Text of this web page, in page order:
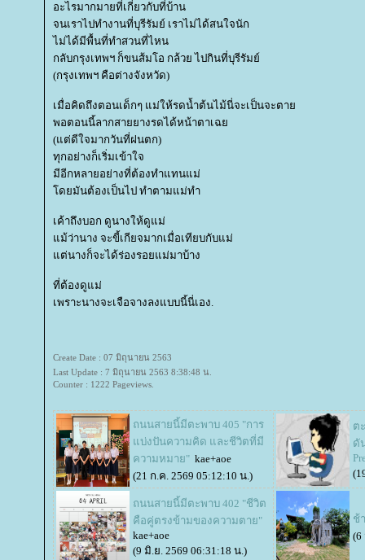
อะไรมากมายที่เกี่ยวกับที่บ้าน
จนเราไปทำงานที่บุรีรัมย์ เราไม่ได้สนใจนัก
ไม่ได้มีพื้นที่ทำสวนที่ไหน
กลับกรุงเทพฯ ก็ขนส้มโอ กล้วย ไปกินที่บุรีรัมย์
(กรุงเทพฯ คือต่างจังหวัด)
เมื่อคิดถึงตอนเด็กๆ แม่ให้รดน้ำต้นไม้นี่จะเป็นจะตา
พอตอนนี้ลากสายยางรดได้หน้าตาเฉ
(แต่ดีใจมากวันที่ฝนตก)
ทุกอย่างก็เริ่มเข้าใจ
มีอีกหลายอย่างที่ต้องทำแทนแม่
ดยมันต้องเป็นไป ทำตามแม่ทำ
เค้าถึงบอก ดูนางให้ดูแม่
ม้ว่านาง จะขี้เกียจมากเมื่อเทียบกับแม่
ต่นางก็จะได้ร่องรอยแม่มาบ้าง
ที่ต้องดูแม่
เพราะนางจะเจือจางลงแบบนี้นี่เอง.
Create Date : 07 มิถุนายน 2563
Last Update : 7 มิถุนายน 2563 8:38:48 น.
Counter : 1222 Pageviews.
ถนนสายนี้มีตะพาบ 405 "การ
บ่งปันความคิด และชีวิตที่มี
ความหมาย" kae+aoe
(21 ก.ค. 2569 05:12:10 น.)
ต
ดั
ถนนสายนี้มีตะพาบ 402 "ชีวิต
คือคู่ตรงข้ามของความตาย"
kae+aoe
(9 มิ.ย. 2569 06:31:18 น.)
ช้
(6